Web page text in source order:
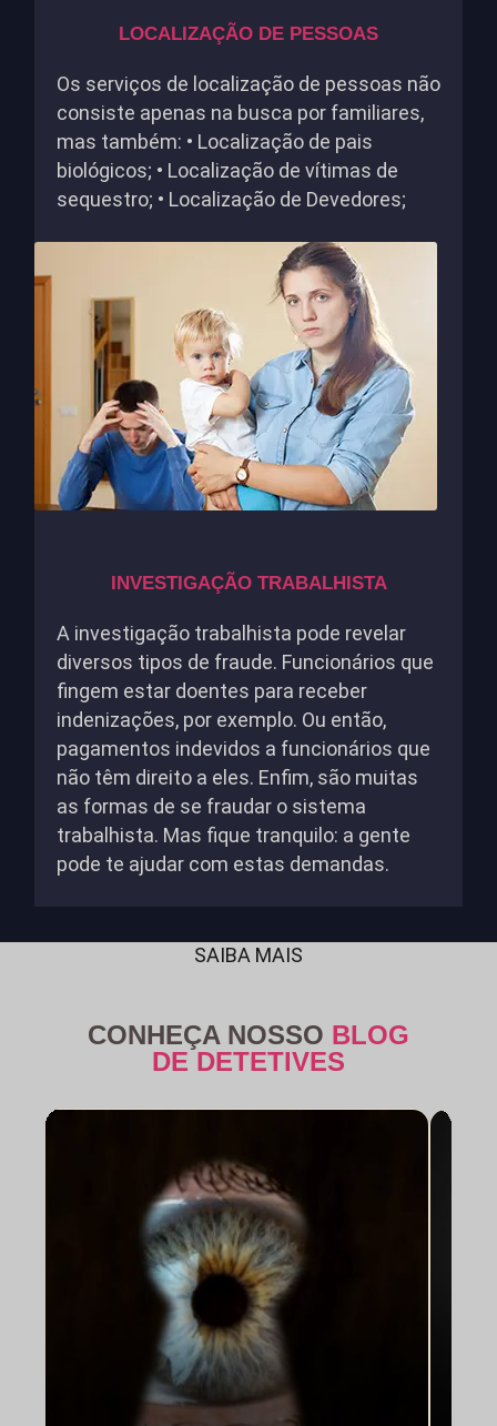
LOCALIZAÇÃO DE PESSOAS
Os serviços de localização de pessoas não
consiste apenas na busca por familiares,
mas também: • Localização de pais
biológicos; • Localização de vítimas de
sequestro; • Localização de Devedores;
INVESTIGAÇÃO TRABALHISTA
A investigação trabalhista pode revelar
diversos tipos de fraude. Funcionários que
fingem estar doentes para receber
indenizações, por exemplo. Ou então,
pagamentos indevidos a funcionários que
não têm direito a eles. Enfim, são muitas
as formas de se fraudar o sistema
trabalhista. Mas fique tranquilo: a gente
pode te ajudar com estas demandas.
SAIBA MAIS
CONHEÇA NOSSO BLOG
DE DETETIVES